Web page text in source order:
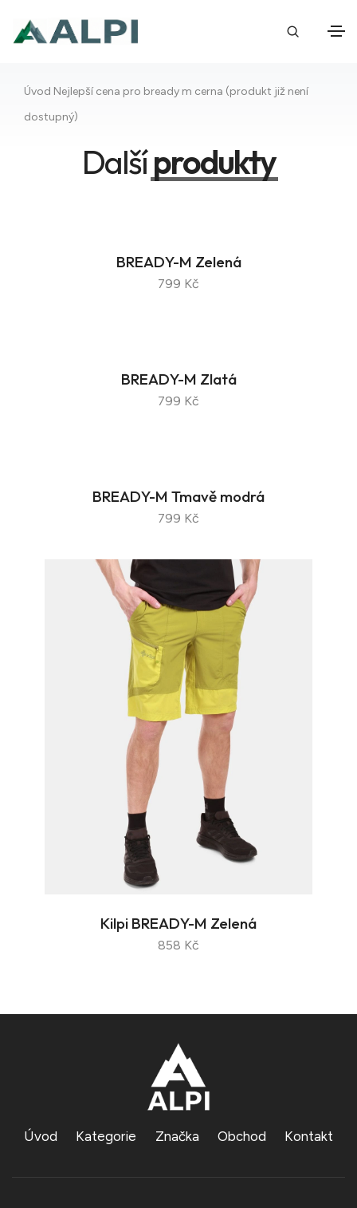
Úvod Nejlepší cena pro bready m cerna (produkt již není
dostupný)
Dalšíprodukty
BREADY-M Zelená
799 Kč
BREADY-M Zlatá
799 Kč
BREADY-M Tmavě modrá
799 Kč
Kilpi BREADY-M Zelená
858 Kč
Úvod Kategorie Značka Obchod Kontakt